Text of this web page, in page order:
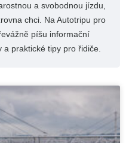
a svobodnou jízdu,
chci. Na Autotripu pro
píšu informační
a praktické tipy pro řidiče.